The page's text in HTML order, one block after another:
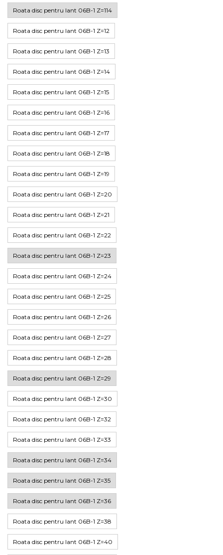
Roata disc pentru lant 06B-1 Z=114
Roata disc pentru lant 06B-1 Z=12
Roata disc pentru lant 06B-1 Z=13
Roata disc pentru lant 06B-1 Z=14
Roata disc pentru lant 06B-1 Z=15
Roata disc pentru lant 06B-1 Z=16
Roata disc pentru lant 06B-1 Z=17
Roata disc pentru lant 06B-1 Z=18
Roata disc pentru lant 06B-1 Z=19
Roata disc pentru lant 06B-1 Z=20
Roata disc pentru lant 06B-1 Z=21
Roata disc pentru lant 06B-1 Z=22
Roata disc pentru lant 06B-1 Z=23
Roata disc pentru lant 06B-1 Z=24
Roata disc pentru lant 06B-1 Z=25
Roata disc pentru lant 06B-1 Z=26
Roata disc pentru lant 06B-1 Z=27
Roata disc pentru lant 06B-1 Z=28
Roata disc pentru lant 06B-1 Z=29
Roata disc pentru lant 06B-1 Z=30
Roata disc pentru lant 06B-1 Z=32
Roata disc pentru lant 06B-1 Z=33
Roata disc pentru lant 06B-1 Z=34
Roata disc pentru lant 06B-1 Z=35
Roata disc pentru lant 06B-1 Z=36
Roata disc pentru lant 06B-1 Z=38
Roata disc pentru lant 06B-1 Z=40